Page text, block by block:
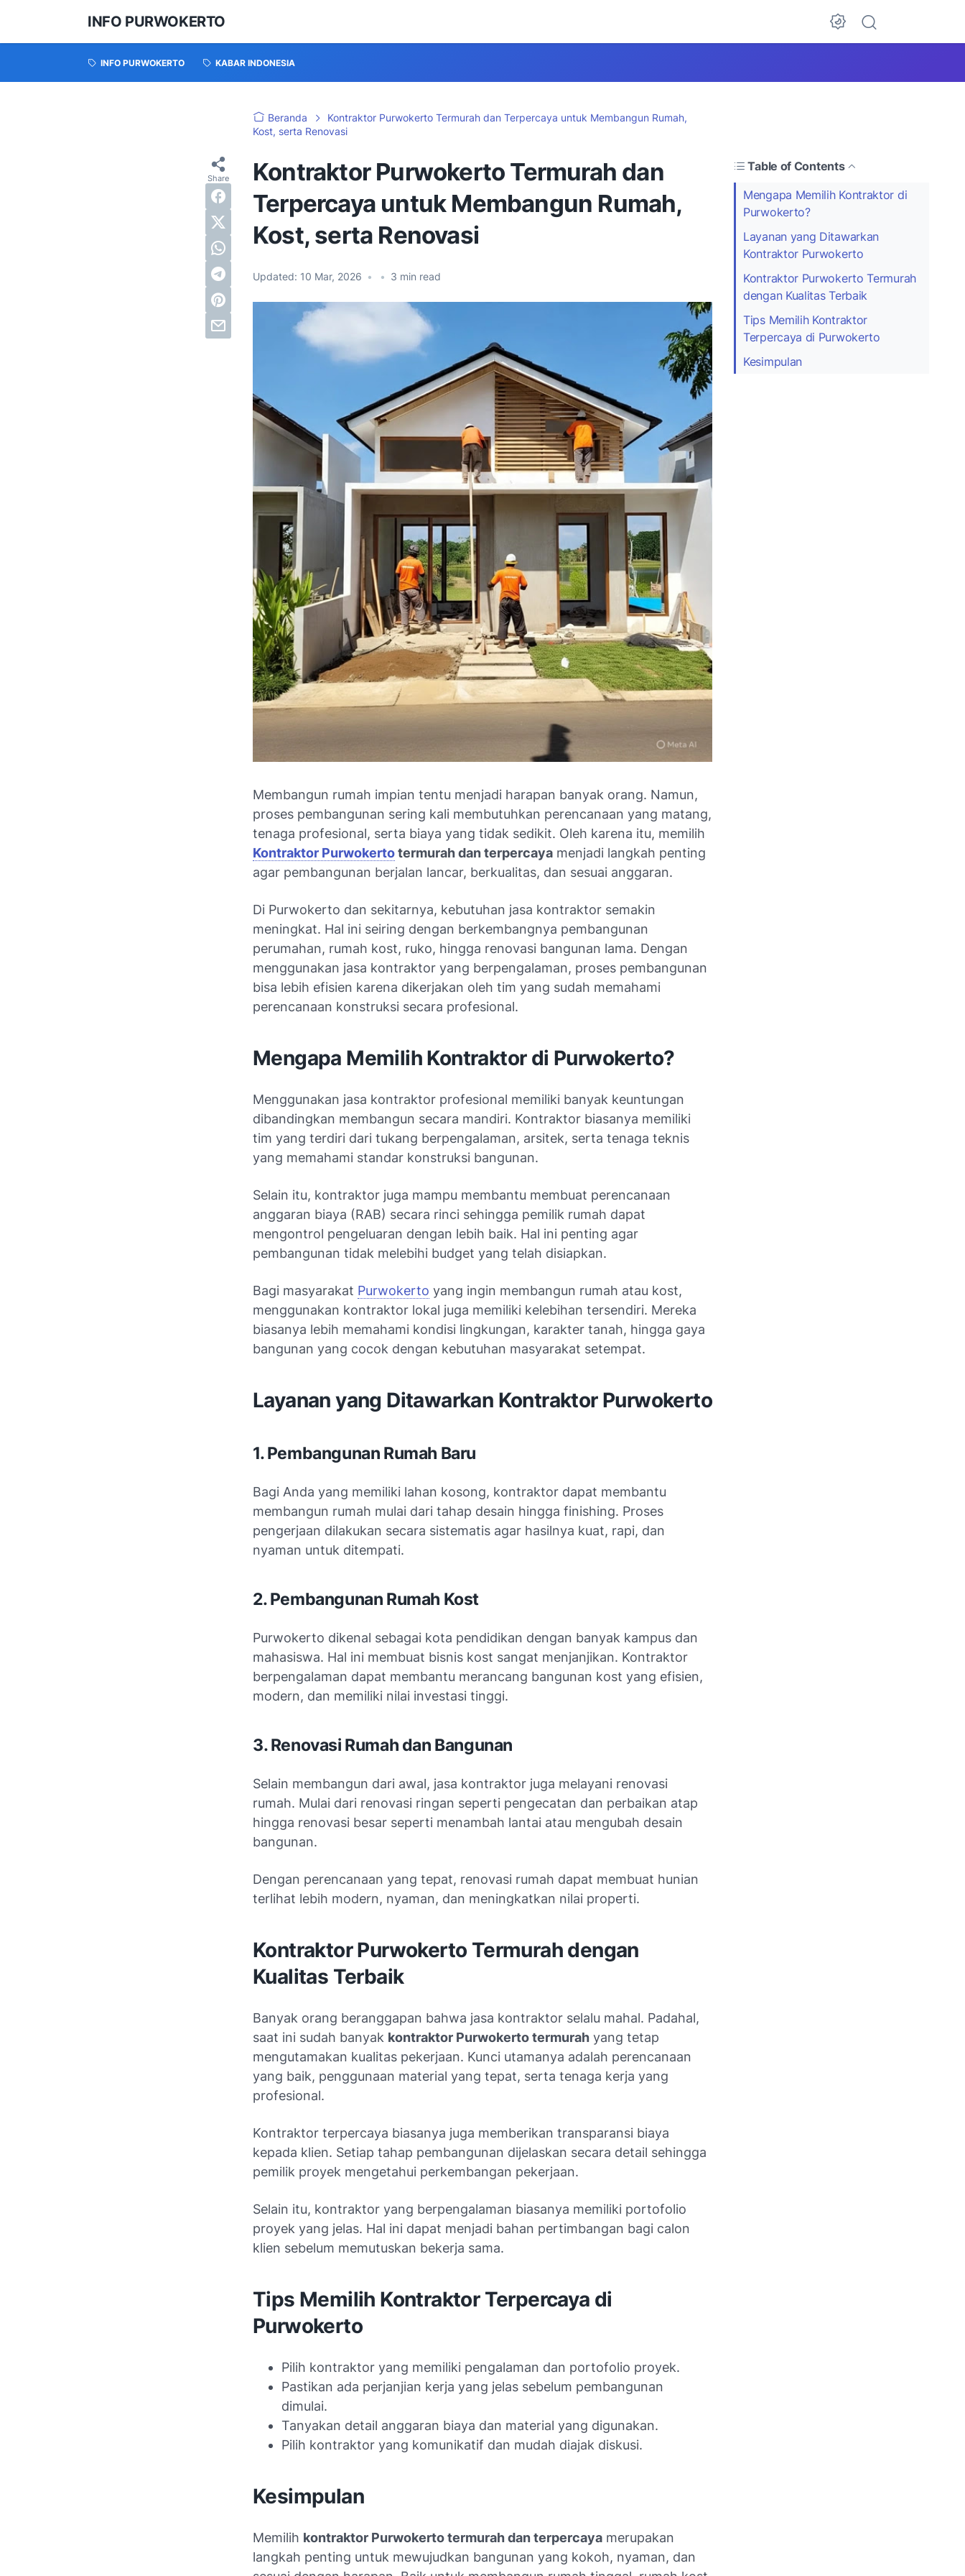
INFO PURWOKERTO
INFO PURWOKERTO KABAR INDONESIA
Beranda
Kontraktor Purwokerto Termurah dan Terpercaya untuk Membangun Rumah,
Kost, serta Renovasi
Kontraktor Purwokerto Termurah dan
Terpercaya untuk Membangun Rumah,
Kost, serta Renovasi
Updated: 10 Mar, 2026 • • 3 min read
Table of Contents
Mengapa Memilih Kontraktor di
Purwokerto?
Layanan yang Ditawarkan
Kontraktor Purwokerto
Kontraktor Purwokerto Termurah
dengan Kualitas Terbaik
Tips Memilih Kontraktor
Terpercaya di Purwokerto
Kesimpulan
Membangun rumah impian tentu menjadi harapan banyak orang. Namun,
proses pembangunan sering kali membutuhkan perencanaan yang matang,
tenaga profesional, serta biaya yang tidak sedikit. Oleh karena itu, memilih
Kontraktor Purwokertotermurah dan terpercaya menjadi langkah penting
agar pembangunan berjalan lancar, berkualitas, dan sesuai anggaran.
Di Purwokerto dan sekitarnya, kebutuhan jasa kontraktor semakin
meningkat. Hal ini seiring dengan berkembangnya pembangunan
perumahan, rumah kost, ruko, hingga renovasi bangunan lama. Dengan
menggunakan jasa kontraktor yang berpengalaman, proses pembangunan
bisa lebih efisien karena dikerjakan oleh tim yang sudah memahami
perencanaan konstruksi secara profesional.
Mengapa Memilih Kontraktor di Purwokerto?
Menggunakan jasa kontraktor profesional memiliki banyak keuntungan
dibandingkan membangun secara mandiri. Kontraktor biasanya memiliki
tim yang terdiri dari tukang berpengalaman, arsitek, serta tenaga teknis
yang memahami standar konstruksi bangunan.
Selain itu, kontraktor juga mampu membantu membuat perencanaan
anggaran biaya (RAB) secara rinci sehingga pemilik rumah dapat
mengontrol pengeluaran dengan lebih baik. Hal ini penting agar
pembangunan tidak melebihi budget yang telah disiapkan.
Bagi masyarakat Purwokerto yang ingin membangun rumah atau kost,
menggunakan kontraktor lokal juga memiliki kelebihan tersendiri. Mereka
biasanya lebih memahami kondisi lingkungan, karakter tanah, hingga gaya
bangunan yang cocok dengan kebutuhan masyarakat setempat.
Layanan yang Ditawarkan Kontraktor Purwokerto
1. Pembangunan Rumah Baru
Bagi Anda yang memiliki lahan kosong, kontraktor dapat membantu
membangun rumah mulai dari tahap desain hingga finishing. Proses
pengerjaan dilakukan secara sistematis agar hasilnya kuat, rapi, dan
nyaman untuk ditempati.
2. Pembangunan Rumah Kost
Purwokerto dikenal sebagai kota pendidikan dengan banyak kampus dan
mahasiswa. Hal ini membuat bisnis kost sangat menjanjikan. Kontraktor
berpengalaman dapat membantu merancang bangunan kost yang efisien,
modern, dan memiliki nilai investasi tinggi.
3. Renovasi Rumah dan Bangunan
Selain membangun dari awal, jasa kontraktor juga melayani renovasi
rumah. Mulai dari renovasi ringan seperti pengecatan dan perbaikan atap
hingga renovasi besar seperti menambah lantai atau mengubah desain
bangunan.
Dengan perencanaan yang tepat, renovasi rumah dapat membuat hunian
terlihat lebih modern, nyaman, dan meningkatkan nilai properti.
Kontraktor Purwokerto Termurah dengan
Kualitas Terbaik
Banyak orang beranggapan bahwa jasa kontraktor selalu mahal. Padahal,
saat ini sudah banyak kontraktor Purwokerto termurah yang tetap
mengutamakan kualitas pekerjaan. Kunci utamanya adalah perencanaan
yang baik, penggunaan material yang tepat, serta tenaga kerja yang
profesional.
Kontraktor terpercaya biasanya juga memberikan transparansi biaya
kepada klien. Setiap tahap pembangunan dijelaskan secara detail sehingga
pemilik proyek mengetahui perkembangan pekerjaan.
Selain itu, kontraktor yang berpengalaman biasanya memiliki portofolio
proyek yang jelas. Hal ini dapat menjadi bahan pertimbangan bagi calon
klien sebelum memutuskan bekerja sama.
Tips Memilih Kontraktor Terpercaya di
Purwokerto
Pilih kontraktor yang memiliki pengalaman dan portofolio proyek.
Pastikan ada perjanjian kerja yang jelas sebelum pembangunan
dimulai.
Tanyakan detail anggaran biaya dan material yang digunakan.
Pilih kontraktor yang komunikatif dan mudah diajak diskusi.
Kesimpulan
Memilih kontraktor Purwokerto termurah dan terpercaya merupakan
langkah penting untuk mewujudkan bangunan yang kokoh, nyaman, dan